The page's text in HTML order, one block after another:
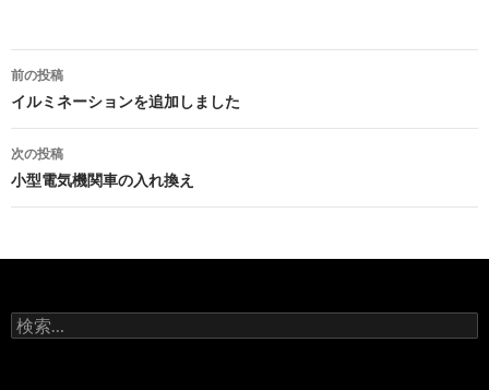
投
稿
ナ
ビ
ゲ
ー
ョ
前の投稿
イルミネーションを追加しました
次の投稿
小型電気機関車の入れ換え
検
索: